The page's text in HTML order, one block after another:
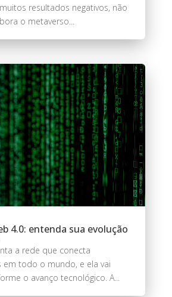
resultados negativos, não
o metaverso...
4.0: entenda sua evolução
a rede que conecta
todo o mundo, e ela vai
o avanço tecnológico. A...